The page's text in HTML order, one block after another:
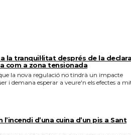
la tranquil·litat després de la
com a zona tensionada
la nova regulació no tindrà un impacte
i demana esperar a veure'n els efectes a
d’una cuina d’un pis a Sant